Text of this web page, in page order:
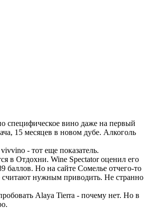
специфическое вино даже на первый
15 месяцев в новом дубе. Алкоголь
- тот еще показатель.
в Отдохни. Wine Spectator оценил его
баллов. Но на сайте Сомелье отчего-то
нужным приводить. Не странно
Alaya Tierra - почему нет. Но в